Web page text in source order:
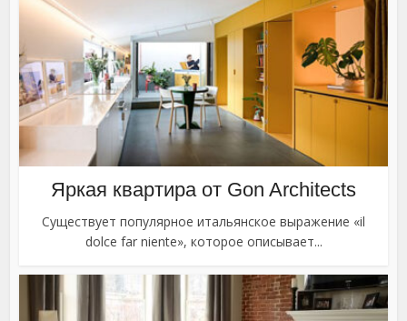
Яркая квартира от Gon Architects
Существует популярное итальянское выражение «il
dolce far niente», которое описывает...